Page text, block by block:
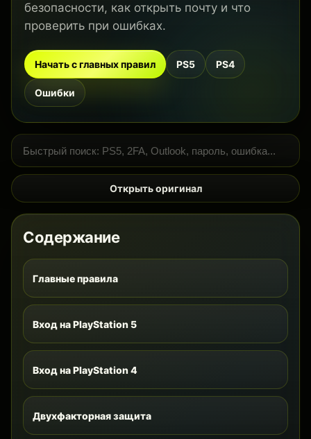
безопасности, как открыть почту и что
проверить при ошибках.
Начать с главных правил PS5 PS4
Ошибки
Открыть оригинал
Содержание
Главные правила
Вход на PlayStation 5
Вход на PlayStation 4
Двухфакторная защита